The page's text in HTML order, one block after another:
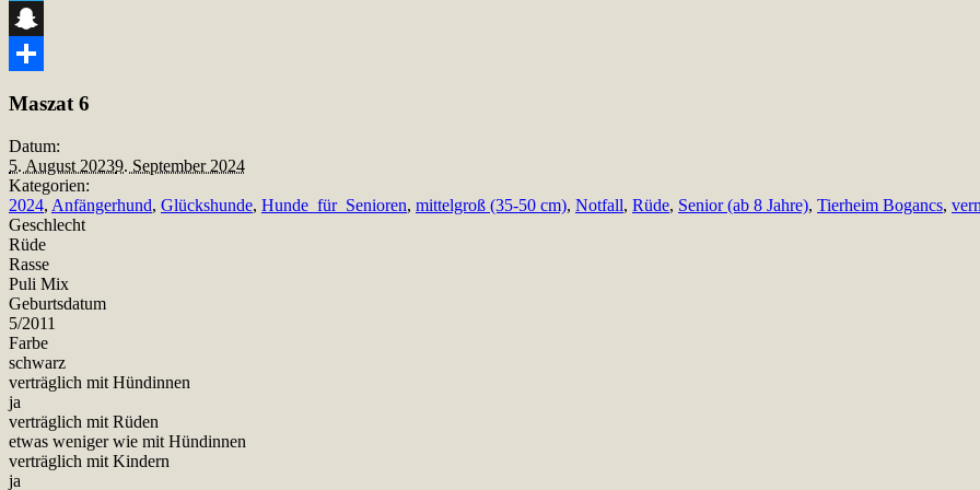
Telegram
Snapchat
Maszat 6
Datum:
5. August 20239. September 2024
Kategorien:
2024, Anfängerhund, Glückshunde, Hunde_für_Senioren, mittelgroß (35-50 cm), Notfall, Rüde, Senior (ab 8 Jahre), Tierheim Bogancs,
Geschlecht
Rüde
Rasse
Puli Mix
Geburtsdatum
5/2011
Farbe
schwarz
verträglich mit Hündinnen
ja
verträglich mit Rüden
etwas weniger wie mit Hündinnen
verträglich mit Kindern
ja